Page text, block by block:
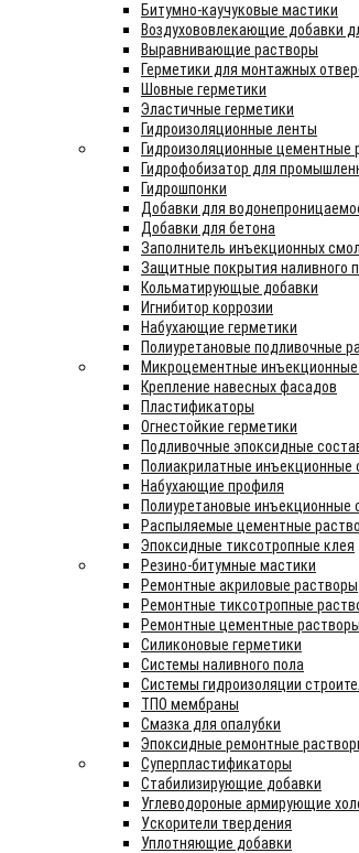
Битумно-каучуковые мастики
Воздухововлекающие добавки
Выравнивающие растворы
Герметики для монтажных
Шовные герметики
Эластичные герметики
Гидроизоляционные ленты
Гидроизоляционные цементные
Гидрофобизатор для
Гидрошпонки
Добавки для
Добавки для бетона
Заполнитель инъекционных смол
Защитные покрытия наливного
Кольматирующые добавки
Игнибитор коррозии
Набухающие герметики
Полиуретановые подливочные
Микроцементные
Крепление навесных фасадов
Пластификаторы
Огнестойкие герметики
Подливочные эпоксидные
Полиакрилатные инъекционные
Набухающие профиля
Полиуретановые инъекционные
Распыляемые цементные
Эпоксидные тиксотропные клея
Резино-битумные мастики
Ремонтные акриловые растворы
Ремонтные тиксотропные
Ремонтные цементные растворы
Силиконовые герметики
Системы наливного пола
Системы гидроизоляции
ТПО мембраны
Смазка для опалубки
Эпоксидные ремонтные
Суперпластификаторы
Стабилизирующие добавки
Углеводороные армирующие
Ускорители твердения
Уплотняющие добавки